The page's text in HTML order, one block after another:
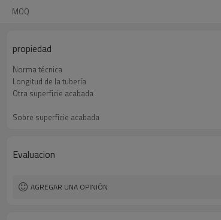
MOQ
propiedad
Norma técnica
Longitud de la tubería
Otra superficie acabada
Sobre superficie acabada
Evaluacion
AGREGAR UNA OPINIÓN